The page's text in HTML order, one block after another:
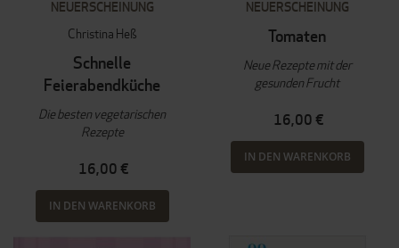
NEUERSCHEINUNG
Christina Heß
Schnelle
Feierabendküche
Die besten vegetarischen
Rezepte
16,00 €
IN DEN WARENKORB
NEUERSCHEINUNG
Tomaten
Neue Rezepte mit der
gesunden Frucht
16,00 €
IN DEN WARENKORB